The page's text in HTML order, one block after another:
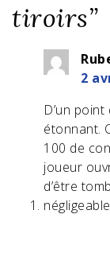
tiroirs”
2
D’un
étonnant.
100 de
joueur
d’être
négligeable